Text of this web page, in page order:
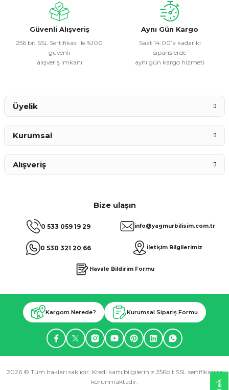
Ürün fiyatı diğer sitelerden daha pahalı.
Bu ürüne benzer farklı alternatifler olmalı.
Güvenli Alışveriş
256 bit SSL Sertifikası ile %100
güvenli
alışveriş imkanı
Aynı Gün Kargo
Saat 14:00’a kadar ki
siparişlerde
aynı gün kargo hizmeti
Bize ulaşın
0 533 059 19 29
0 530 321 20 66
info@yagmurbilisim.com.tr
İletişim Bilgilerimiz
Havale Bildirim Formu
Üyelik
Kurumsal
Alışveriş
Kargom Nerede? Kurumsal Sipariş Formu
2026 © Tüm hakları saklıdır. Kredi kartı bilgileriniz 256bit SSL sertifikası ile
korunmaktadır.